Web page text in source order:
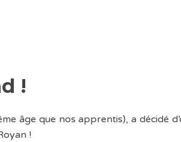
!
âge que nos apprentis), a décidé
!